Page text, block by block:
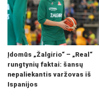
Įdomūs „Žalgirio“ – „Real“
rungtynių faktai: šansų
nepaliekantis varžovas iš
Ispanijos